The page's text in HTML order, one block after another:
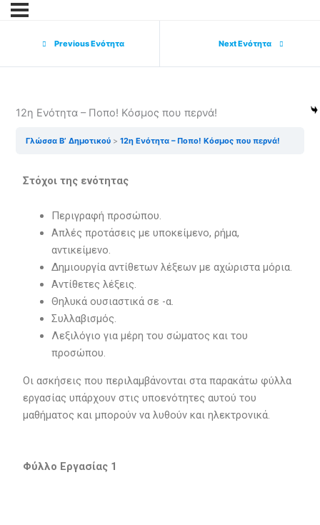
Previous Ενότητα Next Ενότητα
12η Ενότητα – Ποπο! Κόσμος που περνά!
Γλώσσα Β’ Δημοτικού 12η Ενότητα – Ποπο! Κόσμος που περνά!
Στόχοι της ενότητας
Περιγραφή προσώπου.
Απλές προτάσεις με υποκείμενο, ρήμα,
αντικείμενο.
Δημιουργία αντίθετων λέξεων με αχώριστα μόρια.
Αντίθετες λέξεις.
Θηλυκά ουσιαστικά σε -α.
Συλλαβισμός.
Λεξιλόγιο για μέρη του σώματος και του
προσώπου.
Οι ασκήσεις που περιλαμβάνονται στα παρακάτω φύλλα
εργασίας υπάρχουν στις υποενότητες αυτού του
μαθήματος και μπορούν να λυθούν και ηλεκτρονικά.
Φύλλο Εργασίας 1